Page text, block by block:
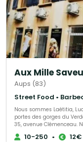
Aux Mille
Aups (83)
Street Food •
Nous sommes Laétitia,
portes des gorges du
35, avenue Clémenceau. Notre magasin vous présente tous les jours une
gamme de plats à
également nos services
10-250 •